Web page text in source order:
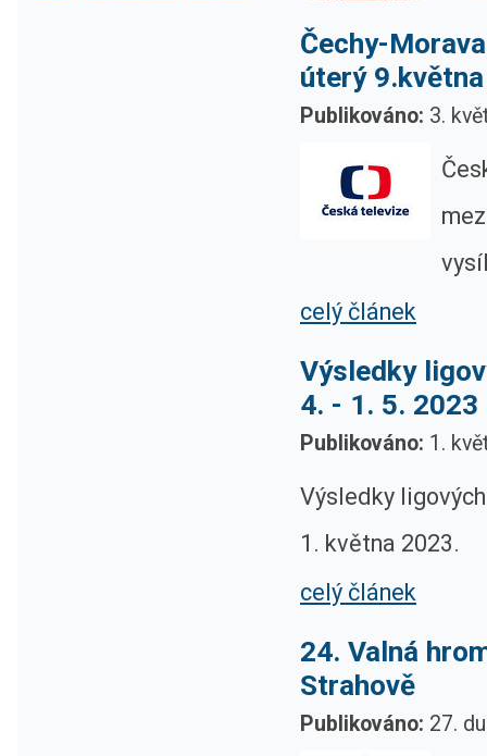
Čechy-
úterý
Publikováno: 3.
celý článek
Výsledky
4. - 1. 5. 2023
Publikováno: 1.
Výsledky
1. května 2023.
celý článek
24. Valná
Strahově
Publikováno: 27.